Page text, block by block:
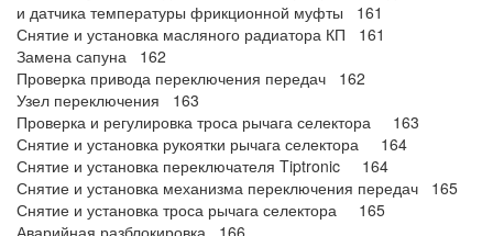
и датчика температуры фрикционной муфты 161
Снятие и установка масляного радиатора КП 161
Замена сапуна 162
Проверка привода переключения передач 162
Узел переключения 163
Проверка и регулировка троса рычага селектора 163
Снятие и установка рукоятки рычага селектора 164
Снятие и установка переключателя Tiptronic 164
Снятие и установка механизма переключения передач 165
Снятие и установка троса рычага селектора 165
Аварийная разблокировка 166